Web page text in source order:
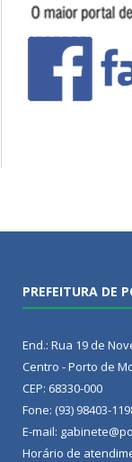
PREFEITURA DE
End.: Rua 19 de
Centro - Porto de
CEP: 68330-000
Fone: (93) 98403-
E-mail:
Horário de